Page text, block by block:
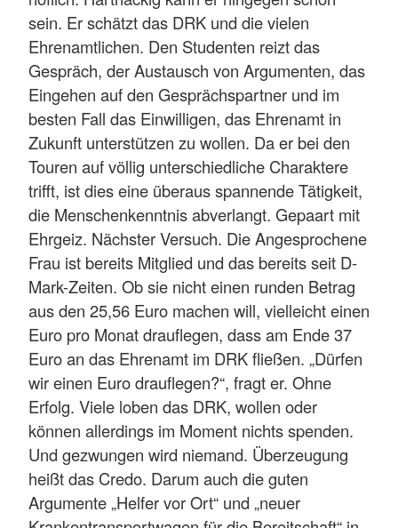
sein. Er schätzt das DRK und die vielen
Ehrenamtlichen. Den Studenten reizt das
Gespräch, der Austausch von Argumenten, das
Eingehen auf den Gesprächspartner und im
besten Fall das Einwilligen, das Ehrenamt in
Zukunft unterstützen zu wollen. Da er bei den
Touren auf völlig unterschiedliche Charaktere
trifft, ist dies eine überaus spannende Tätigkeit,
die Menschenkenntnis abverlangt. Gepaart mit
Ehrgeiz. Nächster Versuch. Die Angesprochene
Frau ist bereits Mitglied und das bereits seit D-
Mark-Zeiten. Ob sie nicht einen runden Betrag
aus den 25,56 Euro machen will, vielleicht einen
Euro pro Monat drauflegen, dass am Ende 37
Euro an das Ehrenamt im DRK fließen. „Dürfen
wir einen Euro drauflegen?“, fragt er. Ohne
Erfolg. Viele loben das DRK, wollen oder
können allerdings im Moment nichts spenden.
Und gezwungen wird niemand. Überzeugung
heißt das Credo. Darum auch die guten
Argumente „Helfer vor Ort“ und „neuer